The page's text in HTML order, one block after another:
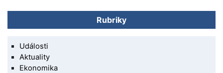
Rubriky
Události
Aktuality
Ekonomika